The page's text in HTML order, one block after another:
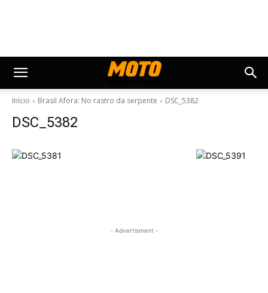
Início Brasil Afora: No rastro da serpente DSC_5382
DSC_5382
- Advertisment -